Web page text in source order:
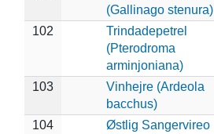
(Gallinago stenura)
102
Trindadepetrel
(Pterodroma
arminjoniana)
103
Vinhejre (Ardeola
bacchus)
104
Østlig Sangervireo